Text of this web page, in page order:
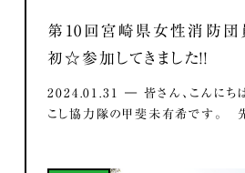
第10回宮崎県女性消防団
初☆参加してきました！！
2024.01.31 ― 皆さん、こんにち
こし協力隊の甲斐未有希です。